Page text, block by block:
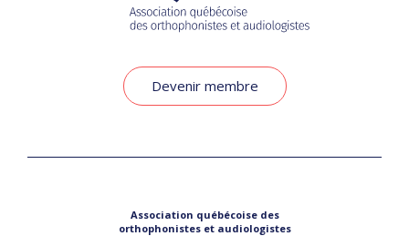
Devenir membre
Association québécoise des
orthophonistes et audiologistes